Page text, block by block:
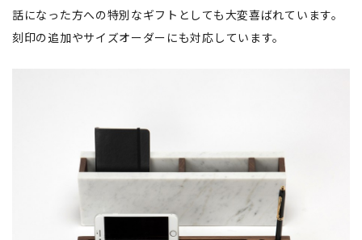
話になった方への特別なギフトとしても大変喜ばれています。
刻印の追加やサイズオーダーにも対応しています。